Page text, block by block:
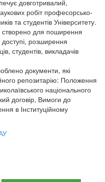
довготривалий,
робіт професорсько-
та студентів Університету.
створено для поширення
доступі, розширення
студентів, викладачів
документи, які
репозитарію: Положення
національного
договір, Вимоги до
в Інституційному